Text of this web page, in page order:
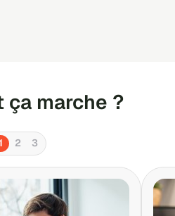
ça marche ?
2 3